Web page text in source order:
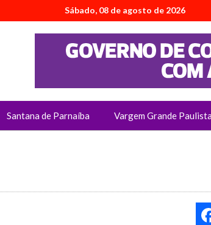
Sábado, 08 de agosto de 2026
Santana de Parnaíba Vargem Grande Paulista